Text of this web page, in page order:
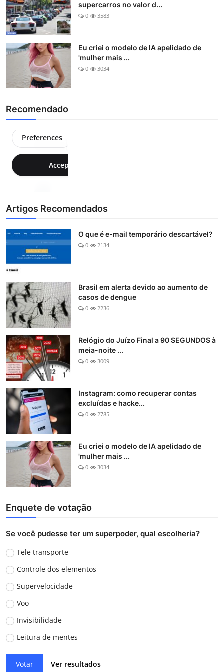
supercarros no valor d...
0 3583
Eu criei o modelo de IA apelidado de
'mulher mais ...
0 3034
Recomendado
Artigos Recomendados
O que é e-mail temporário descartável?
0 2134
Brasil em alerta devido ao aumento de
casos de dengue
0 2236
Relógio do Juízo Final a 90 SEGUNDOS à
meia-noite ...
0 3009
Instagram: como recuperar contas
excluídas e hacke...
0 2785
Eu criei o modelo de IA apelidado de
'mulher mais ...
0 3034
Enquete de votação
Se você pudesse ter um superpoder, qual escolheria?
Tele transporte
Controle dos elementos
Supervelocidade
Voo
Invisibilidade
Leitura de mentes
Votar Ver resultados